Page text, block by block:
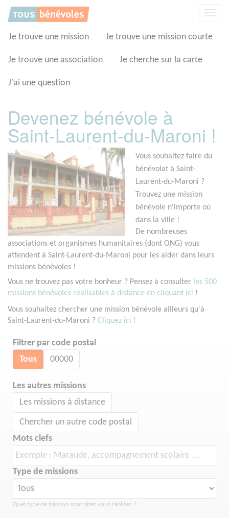
Je trouve une mission Je trouve une mission courte
Je trouve une association Je cherche sur la carte
J'ai une question
Devenez bénévole à
Saint-Laurent-du-Maroni !
Vous souhaitez faire du
bénévolat à Saint-
Laurent-du-Maroni ?
Trouvez une mission
bénévole n'importe où
dans la ville !
De nombreuses
associations et organismes humanitaires (dont ONG) vous
attendent à Saint-Laurent-du-Maroni pour les aider dans leurs
missions bénévoles !
Vous ne trouvez pas votre bonheur ? Pensez à consulter les 500
missions bénévoles réalisables à distance en cliquant ici !
Vous souhaitez chercher une mission bénévole ailleurs qu'à
Saint-Laurent-du-Maroni ? Cliquez ici !
Filtrer par code postal
Tous 00000
Les autres missions
Les missions à distance
Chercher un autre code postal
Mots clefs
Type de missions
Quel type de mission souhaitez vous réaliser ?
Panneau de gestion des cookies